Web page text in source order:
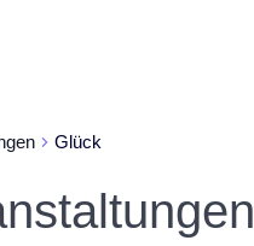
Glück